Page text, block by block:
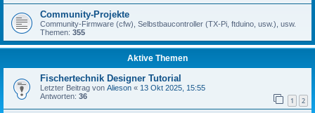
Community-Projekte
Community-Firmware (cfw), Selbstbaucontroller (TX-Pi, ftduino, usw.), usw.
Themen: 355
Aktive Themen
Fischertechnik Designer Tutorial
Letzter Beitrag von Alieson « 13 Okt 2025, 15:55
Antworten: 36 1 2